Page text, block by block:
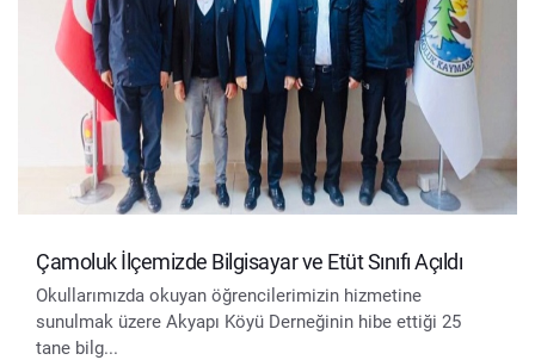
Çamoluk İlçemizde Bilgisayar ve Etüt Sınıfı Açıldı
Okullarımızda okuyan öğrencilerimizin hizmetine
sunulmak üzere Akyapı Köyü Derneğinin hibe ettiği 25
tane bilg...